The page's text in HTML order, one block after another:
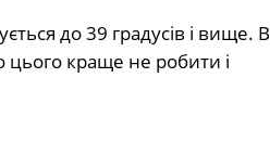
до 39 градусів і вище. В
краще не робити і